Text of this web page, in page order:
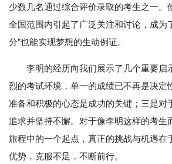
少数几名通过综合评价录取的考生之一。
全国范围内引起了广泛关注和讨论，成为
分”也能实现梦想的生动例证。
李明的经历向我们展示了几个重要启
烈的考试环境，单一的成绩已不再是决定
准备和积极的心态是成功的关键；三是对
追求并坚持不懈。对于像李明这样的考生
旅程中的一个起点，真正的挑战与机遇在
优势，克服不足，不断前行。